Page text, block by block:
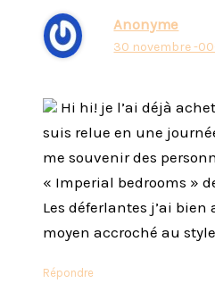
Anonyme
30 novembre -
Hi hi! je l’ai déjà
suis relue en une
me souvenir des
« Imperial bedrooms »
Les déferlantes j’ai bien
moyen accroché au
Répondre